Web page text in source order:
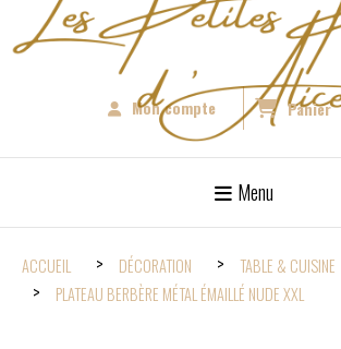
Mon compte Panier
Menu
ACCUEIL DÉCORATION TABLE & CUISINE
PLATEAU BERBÈRE MÉTAL ÉMAILLÉ NUDE XXL